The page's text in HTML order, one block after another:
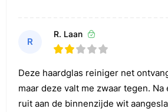
R
R. Laan
Deze haardglas reiniger net
maar deze valt me zwaar tegen.
ruit aan de binnenzijde wit